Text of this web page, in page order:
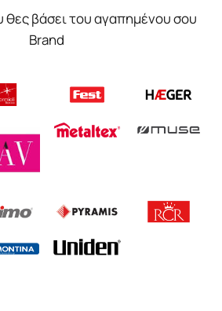
θες βάσει του αγαπημένου σου
Brand